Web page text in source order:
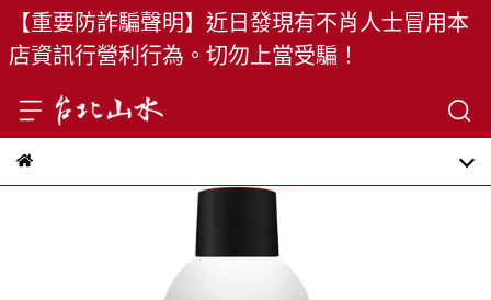
【重要防詐騙聲明】近日發現有不肖人士冒用本
店資訊行營利行為。切勿上當受騙！